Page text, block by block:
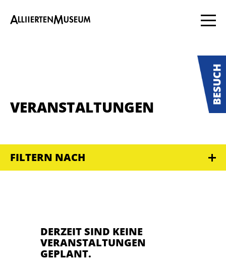
VERANSTALTUNGEN
FILTERN NACH
DERZEIT SIND KEINE
VERANSTALTUNGEN
GEPLANT.